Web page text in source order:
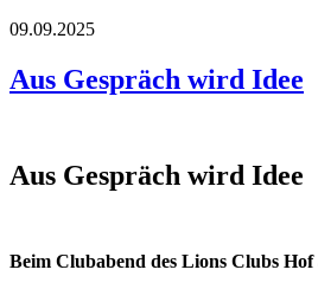
09.09.2025
Aus Gespräch wird Idee
Aus Gespräch wird Idee
Beim Clubabend des Lions Clubs